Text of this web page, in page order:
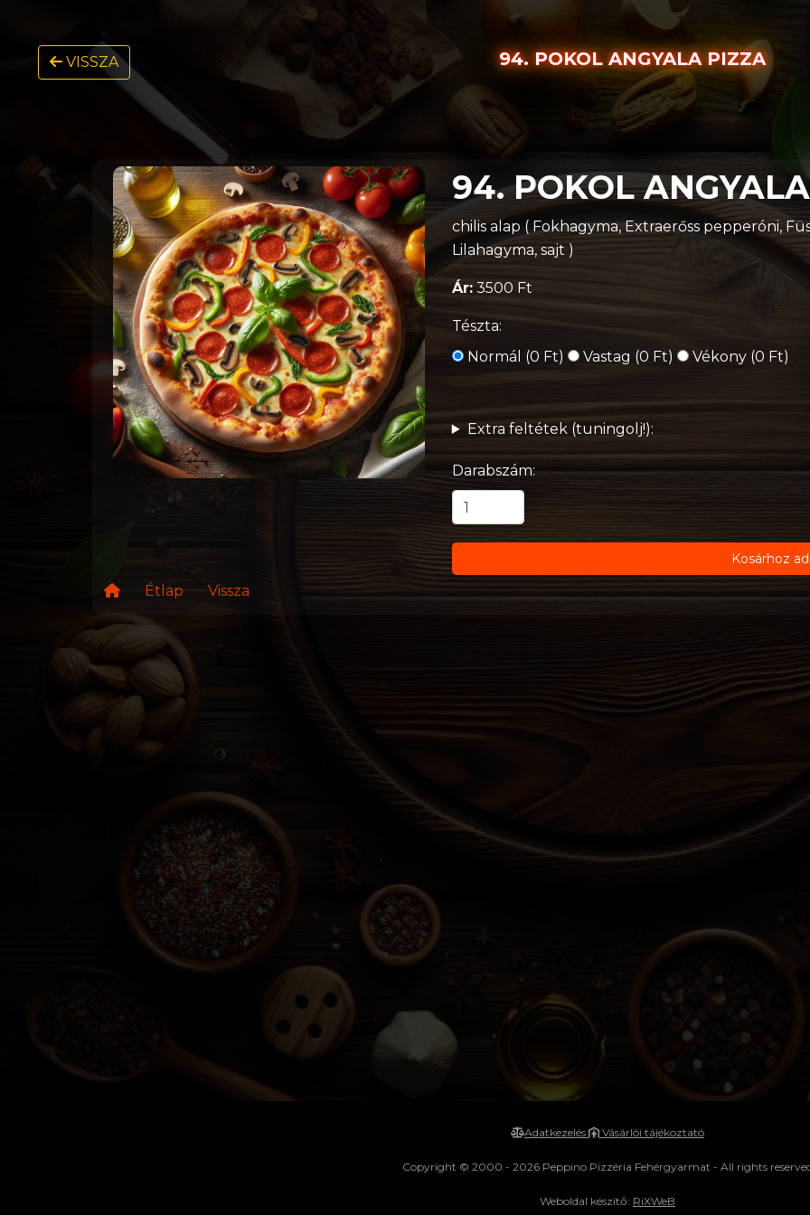
VISSZA 94. POKOL ANGYALA PIZZA
94. POKOL
chilis alap ( Fokhagyma, Extraerőss pepperóni,
Lilahagyma, sajt )
Ár:3500 Ft
Tészta:
Normál (0 Ft)
Vastag (0 Ft) Vékony (0 Ft)
Extra feltétek (tuningolj!):
Darabszám:
Kosárhoz
Étlap Vissza
Adatkezelés Vásárlói tájékoztató
Copyright © 2000 - 2026 Peppino Pizzéria Fehérgyarmat - All rights
Weboldal készítő: RiXWeB